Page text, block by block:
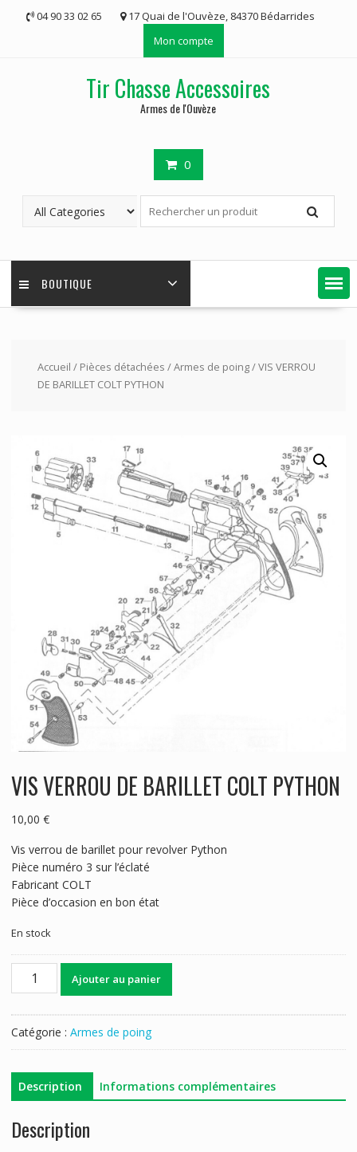
04 90 33 02 65
17 Quai de l'Ouvèze, 84370 Bédarrides
Mon compte
Tir Chasse Accessoires
Armes de l'Ouvèze
0
BOUTIQUE
Accueil / Pièces détachées /Armes de poing/ VIS VERROU
DE BARILLET COLT PYTHON
VIS VERROU DE BARILLET COLT PYTHON
10,00 €
Vis verrou de barillet pour revolver Python
Pièce numéro 3 sur l’éclaté
Fabricant COLT
Pièce d’occasion en bon état
En stock
quantité
DE
COLT
PYTHON
Ajouter au panier
Catégorie : Armes de poing
Description Informations complémentaires
Description